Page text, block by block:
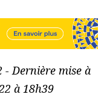
- Dernière mise à
à 18h39